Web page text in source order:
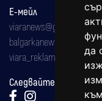
да
Е-мейл
viaranews@gmail.com
viara_reklama@mail.bg
Следвайте ни: